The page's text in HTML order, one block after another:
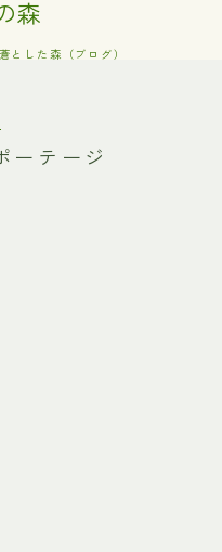
森
とした森（ブログ）
ーテージ